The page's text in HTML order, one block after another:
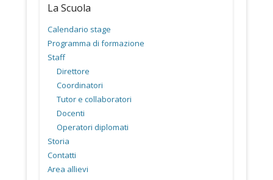
La Scuola
Calendario stage
Programma di formazione
Staff
Direttore
Coordinatori
Tutor e collaboratori
Docenti
Operatori diplomati
Storia
Contatti
Area allievi